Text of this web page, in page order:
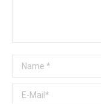
Name *
E-Mail *